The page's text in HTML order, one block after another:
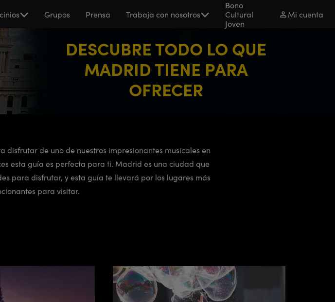
Grupos Prensa Trabaja con nosotros
Bono
Cultural
Joven
Mi cuenta
DESCUBRE TODO LO QUE
MADRID TIENE PARA
OFRECER
de uno de nuestros impresionantes musicales en
esta guía es perfecta para ti. Madrid es una ciudad que
para disfrutar, y esta guía te llevará por los lugares más
para visitar.